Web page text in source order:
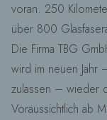
voran. 250
über 800
Die Firma TBG
wird im neuen Jahr
zulassen – wieder
Voraussichtlich ab